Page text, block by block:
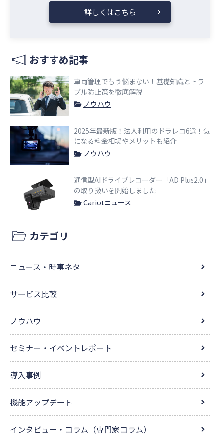
詳しくはこちら
おすすめ記事
車両管理でもう悩まない！基礎知識とトラ
ブル防止策を徹底解説
ノウハウ
2025年最新版！法人利用のドラレコ6選！気
になる料金相場やメリットも紹介
ノウハウ
通信型AIドライブレコーダー「AD Plus2.0」
の取り扱いを開始しました
Cariotニュース
カテゴリ
ニュース・時事ネタ
サービス比較
ノウハウ
セミナー・イベントレポート
導入事例
機能アップデート
インタビュー・コラム（専門家コラム）